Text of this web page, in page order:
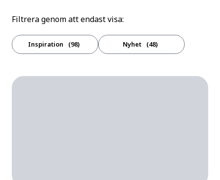
Filtrera genom att endast visa:
Inspiration 98 Nyhet 48